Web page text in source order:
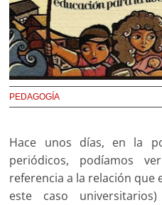
PEDAGOGÍA
Hace unos días, en la
periódicos, podíamos
referencia a la relación que
este caso